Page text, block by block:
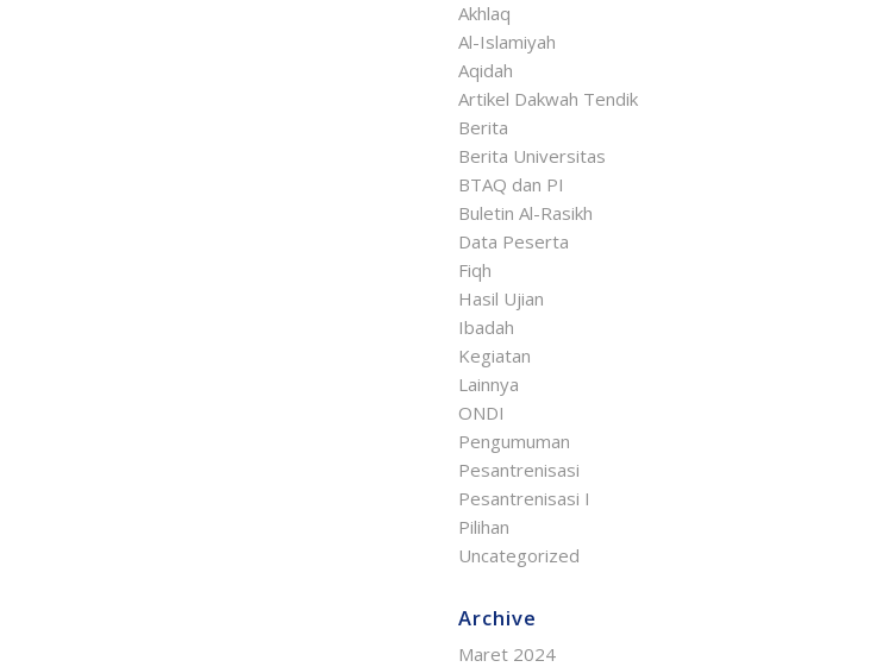
Akhlaq
Al-Islamiyah
Aqidah
Artikel Dakwah Tendik
Berita
Berita Universitas
BTAQ dan PI
Buletin Al-Rasikh
Data Peserta
Fiqh
Hasil Ujian
Ibadah
Kegiatan
Lainnya
ONDI
Pengumuman
Pesantrenisasi
Pesantrenisasi I
Pilihan
Uncategorized
Archive
Maret 2024